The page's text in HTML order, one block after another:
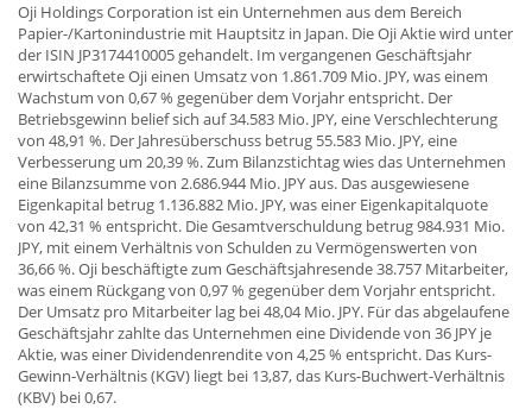
Oji Holdings Corporation ist ein Unternehmen aus dem Bereich
Papier-/Kartonindustrie mit Hauptsitz in Japan. Die Oji Aktie wird unter
der ISIN JP3174410005 gehandelt. Im vergangenen Geschäftsjahr
erwirtschaftete Oji einen Umsatz von 1.861.709 Mio. JPY, was einem
Wachstum von 0,67 % gegenüber dem Vorjahr entspricht. Der
Betriebsgewinn belief sich auf 34.583 Mio. JPY, eine Verschlechterung
von 48,91 %. Der Jahresüberschuss betrug 55.583 Mio. JPY, eine
Verbesserung um 20,39 %. Zum Bilanzstichtag wies das Unternehmen
eine Bilanzsumme von 2.686.944 Mio. JPY aus. Das ausgewiesene
Eigenkapital betrug 1.136.882 Mio. JPY, was einer Eigenkapitalquote
von 42,31 % entspricht. Die Gesamtverschuldung betrug 984.931 Mio.
JPY, mit einem Verhältnis von Schulden zu Vermögenswerten von
36,66 %. Oji beschäftigte zum Geschäftsjahresende 38.757 Mitarbeiter,
was einem Rückgang von 0,97 % gegenüber dem Vorjahr entspricht.
Der Umsatz pro Mitarbeiter lag bei 48,04 Mio. JPY. Für das abgelaufene
Geschäftsjahr zahlte das Unternehmen eine Dividende von 36 JPY je
Aktie, was einer Dividendenrendite von 4,25 % entspricht. Das Kurs-
Gewinn-Verhältnis (KGV) liegt bei 13,87, das Kurs-Buchwert-Verhältnis
(KBV) bei 0,67.